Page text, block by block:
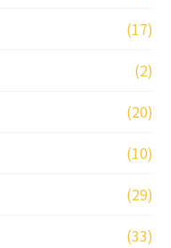
(17)
(2)
(20)
(10)
(29)
(33)